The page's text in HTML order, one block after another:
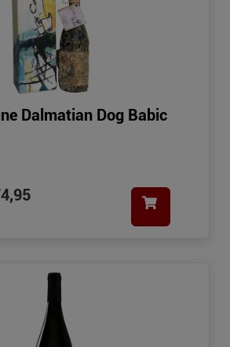
Dalmatian Dog Babic